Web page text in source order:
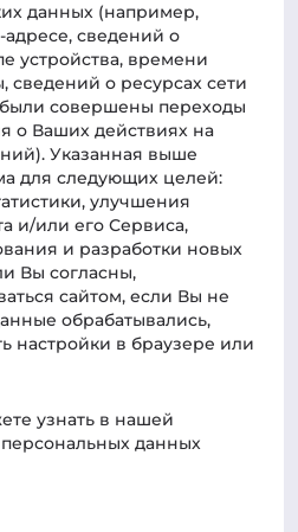
информация
данных (например,
сведений о
устройства, времени
о ресурсах сети
совершены переходы
о Ваших действиях на
Указанная выше
для следующих целей:
улучшения
и/или его Сервиса,
и разработки новых
Вы согласны,
сайтом, если Вы не
обрабатывались,
настройки в браузере или
узнать в нашей
данных